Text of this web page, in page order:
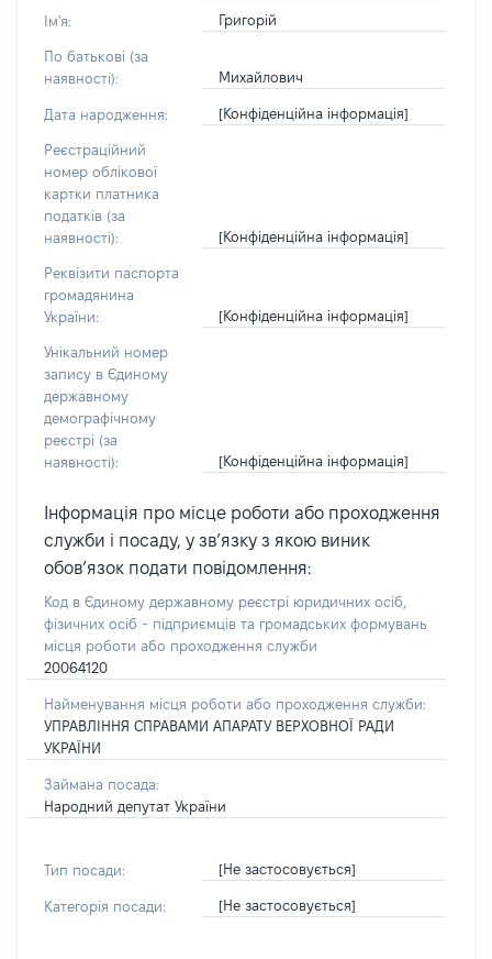
Ім'я: Григорій
По батькові (за
наявності):
Михайлович
Дата народження: [Конфіденційна інформація]
Реєстраційний
номер облікової
картки платника
податків (за
наявності):
[Конфіденційна інформація]
Реквізити паспорта
громадянина
України:
[Конфіденційна інформація]
Унікальний номер
запису в Єдиному
державному
демографічному
реєстрі (за
наявності):
[Конфіденційна інформація]
Інформація про місце роботи або проходження
служби і посаду, у зв’язку з якою виник
обов’язок подати повідомлення:
Код в Єдиному державному реєстрі юридичних осіб,
фізичних осіб - підприємців та громадських формувань
місця роботи або проходження служби
20064120
Найменування місця роботи або проходження служби:
УПРАВЛІННЯ СПРАВАМИ АПАРАТУ ВЕРХОВНОЇ РАДИ
УКРАЇНИ
Займана посада:
Народний депутат України
Тип посади: [Не застосовується]
Категорія посади: [Не застосовується]